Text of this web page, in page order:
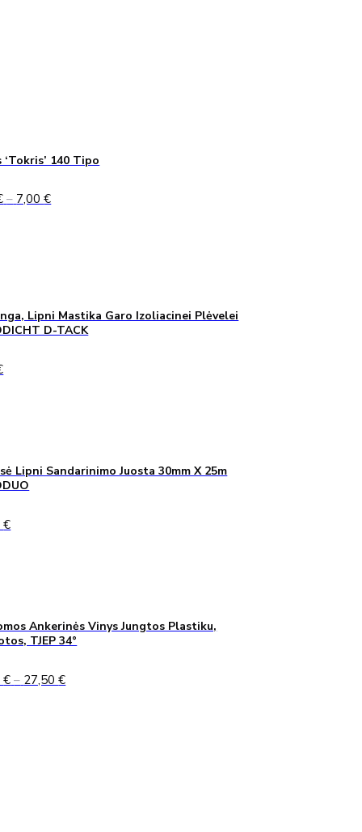
‘Tokris’ 140 Tipo
– 7,00€Price
Lipni Mastika Garo Izoliacinei Plėvelei
D-TACK
Lipni Sandarinimo Juosta 30mm X 25m
€
Ankerinės Vinys Jungtos Plastiku,
TJEP 34°
€ – 27,50€Price